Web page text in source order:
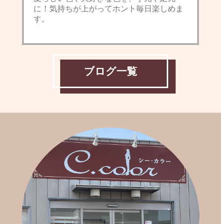
に！気持ちが上がってホント毎日楽しめま
す。
ブログ一覧